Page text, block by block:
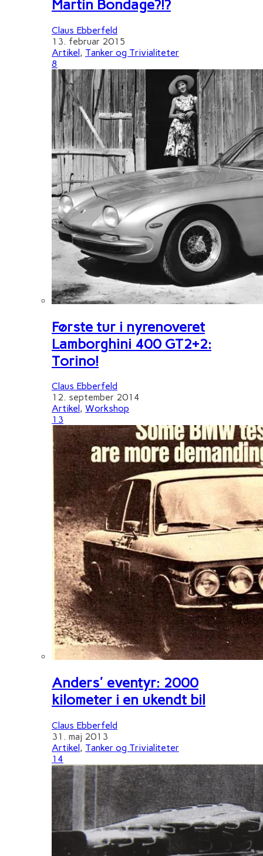
Martin Bondage?!?
Claus Ebberfeld
13. februar 2015
Artikel, Tanker og Trivialiteter
8
Første tur i nyrenoveret
Lamborghini 400 GT2+2:
Torino!
Claus Ebberfeld
12. september 2014
Artikel , Workshop
13
Anders' eventyr: 2000
kilometer i en ukendt bil
Claus Ebberfeld
31. maj 2013
Artikel , Tanker og Trivialiteter
14